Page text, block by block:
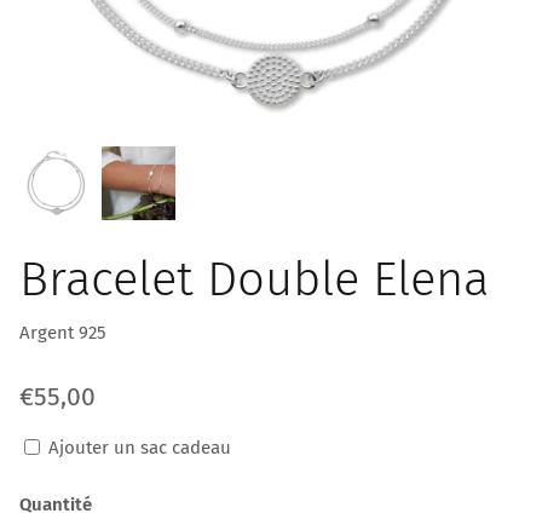
Bracelet Double Elena
Argent 925
€55,00
Ajouter un sac cadeau
Quantité